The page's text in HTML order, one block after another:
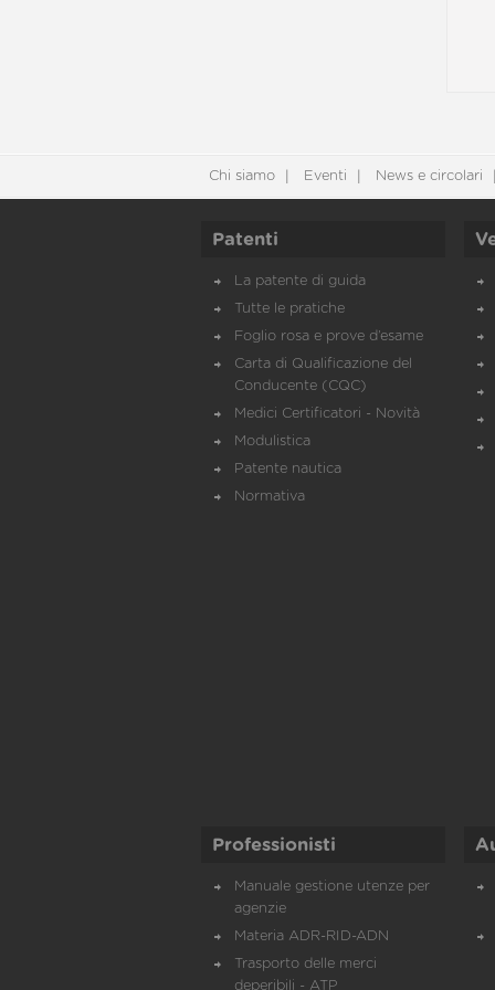
Chi siamo Eventi News e circolari
Patenti
La patente di guida
Tutte le pratiche
Foglio rosa e prove d’esame
Carta di Qualificazione del
Conducente (CQC)
Medici Certificatori - Novità
Modulistica
Patente nautica
Normativa
Professionisti
Manuale gestione utenze per
agenzie
Materia ADR-RID-ADN
Trasporto delle merci
deperibili - ATP